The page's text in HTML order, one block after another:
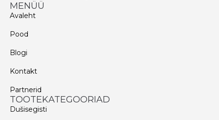
MENÜÜ
Avaleht
Pood
Blogi
Kontakt
Partnerid
TOOTEKATEGOORIAD
Dušisegisti